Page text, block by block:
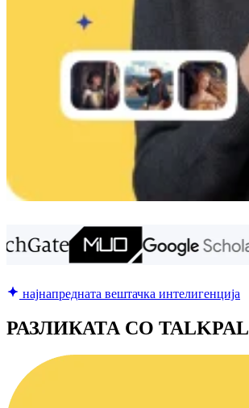
најнапредната вештачка интелигенција
РАЗЛИКАТА СО TALKPAL